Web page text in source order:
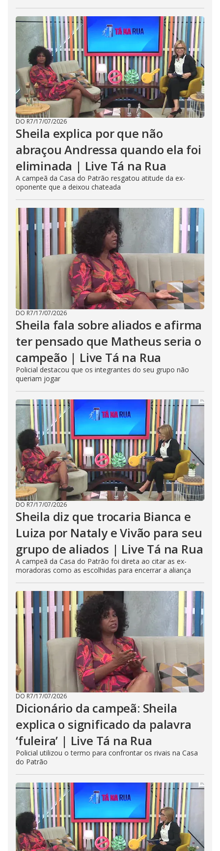
DO R7/17/07/2026
Sheila explica por que não
abraçou Andressa quando ela foi
eliminada | Live Tá na Rua
A campeã da Casa do Patrão resgatou atitude da ex-
oponente que a deixou chateada
DO R7/17/07/2026
Sheila fala sobre aliados e afirma
ter pensado que Matheus seria o
campeão | Live Tá na Rua
Policial destacou que os integrantes do seu grupo não
queriam jogar
DO R7/17/07/2026
Sheila diz que trocaria Bianca e
Luiza por Nataly e Vivão para seu
grupo de aliados | Live Tá na Rua
A campeã da Casa do Patrão foi direta ao citar as ex-
moradoras como as escolhidas para encerrar a aliança
DO R7/17/07/2026
Dicionário da campeã: Sheila
explica o significado da palavra
‘fuleira’ | Live Tá na Rua
Policial utilizou o termo para confrontar os rivais na Casa
do Patrão